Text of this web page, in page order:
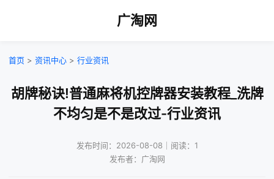
广淘网
首页 > 资讯中心 > 行业资讯
胡牌秘诀!普通麻将机控牌器安装教程_洗牌
不均匀是不是改过-行业资讯
发布时间：2026-08-08｜阅读：1
发布者：广淘网